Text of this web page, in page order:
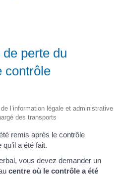
perte du
contrôle
l’information légale et administrative
des transports
remis après le contrôle
a été fait.
vous devez demander un
centre où le contrôle a été